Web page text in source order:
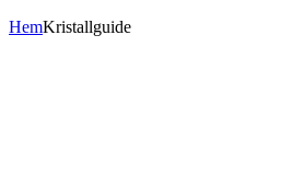
HemKristallguide